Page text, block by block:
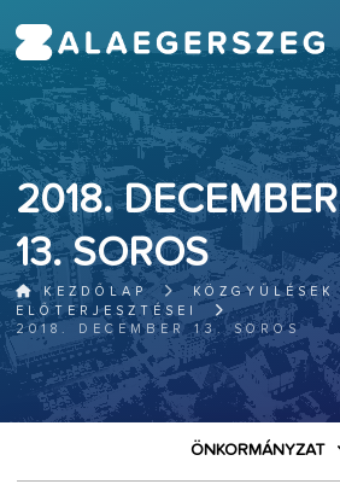
2018. DECEMBER
13. SOROS
KEZDŐLAP
KÖZGYŰLÉSEK
ELŐTERJESZTÉSEI
2018. DECEMBER 13. SOROS
ÖNKORMÁNYZAT